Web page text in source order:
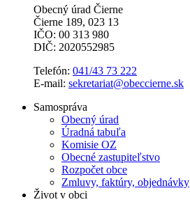
Obecný úrad Čierne
Čierne 189, 023 13
IČO: 00 313 980
DIČ: 2020552985
Telefón: 041/43 73 222
E-mail: sekretariat@obeccierne.sk
Samospráva
Obecný úrad
Úradná tabuľa
Komisie OZ
Obecné zastupiteľstvo
Rozpočet obce
Zmluvy, faktúry, objednávky
Život v obci